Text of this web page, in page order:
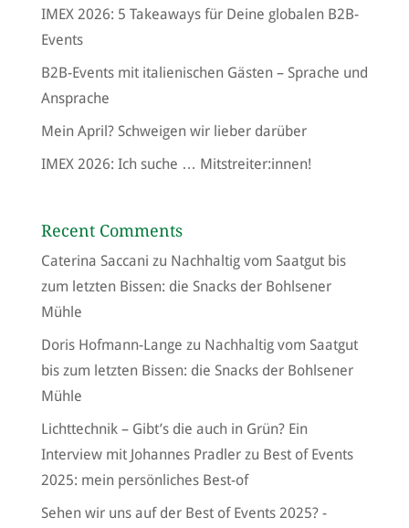
IMEX 2026: 5 Takeaways für Deine globalen B2B-
Events
B2B-Events mit italienischen Gästen – Sprache und
Ansprache
Mein April? Schweigen wir lieber darüber
IMEX 2026: Ich suche … Mitstreiter:innen!
Recent Comments
Caterina Saccani zu Nachhaltig vom Saatgut bis
zum letzten Bissen: die Snacks der Bohlsener
Mühle
Doris Hofmann-Lange zu Nachhaltig vom Saatgut
bis zum letzten Bissen: die Snacks der Bohlsener
Mühle
Lichttechnik – Gibt’s die auch in Grün? Ein
Interview mit Johannes Pradlerzu Best of Events
2025: mein persönliches Best-of
Sehen wir uns auf der Best of Events 2025? -